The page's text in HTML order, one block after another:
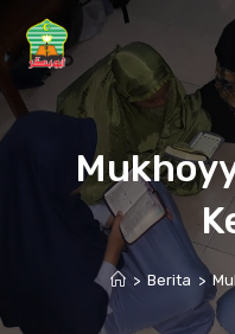
content
> Berita >